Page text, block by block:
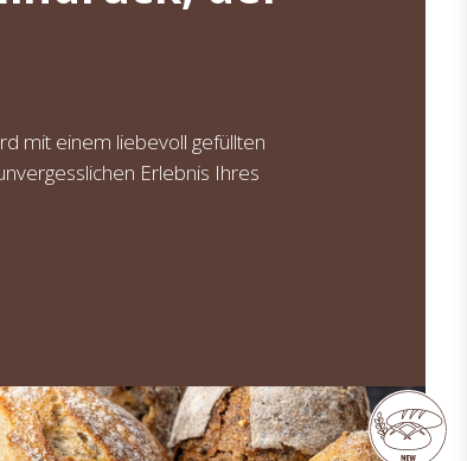
mit einem liebevoll gefüllten
Erlebnis Ihres